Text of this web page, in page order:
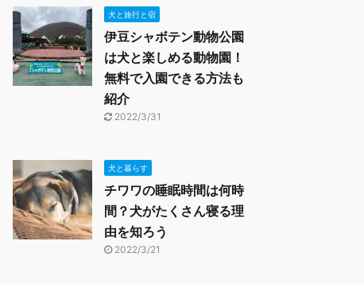
犬と旅行と宿
伊豆シャボテン動物公園
は犬と楽しめる動物園！
無料で入園できる方法も
紹介
2022/3/31
犬と暮らす
チワワの睡眠時間は何時
間？犬がたくさん寝る理
由を知ろう
2022/3/21